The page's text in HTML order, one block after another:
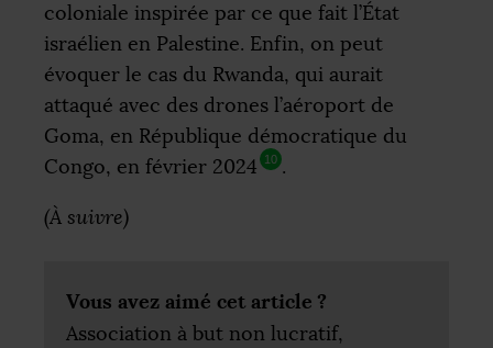
coloniale inspirée par ce que fait l’État
israélien en Palestine. Enfin, on peut
évoquer le cas du Rwanda, qui aurait
attaqué avec des drones l’aéroport de
Goma, en République démocratique du
Congo, en février 2024
10 .
(À suivre)
Vous avez aimé cet article ?
Association à but non lucratif,